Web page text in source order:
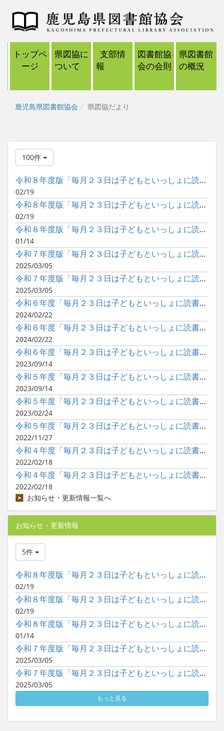
トップペ
ージ
県図協に
ついて
支部情
報
図書館協
会の会則
県図書館
の概況
鹿児島県図書館協会 県図協だより
100件
令和８年度版「毎月２３日は子どもといっしょに読書の日」ポスタ...
02/19
令和８年度版「毎月２３日は子どもといっしょに読書の日」ポスタ...
02/19
令和８年度版「毎月２３日は子どもといっしょに読書の日」ポスタ...
01/14
令和７年度版「毎月２３日は子どもといっしょに読書の日」ポスタ...
2025/03/05
令和７年度版「毎月２３日は子どもといっしょに読書の日」ポスタ...
2025/03/05
令和６年度「毎月２３日は子どもといっしょに読書の日」の巡回展...
2024/02/22
令和６年度「毎月２３日は子どもといっしょに読書の日」のポスタ...
2024/02/22
令和６年度「毎月２３日は子どもといっしょに読書の日」のポスタ...
2023/09/14
令和５年度「毎月２３日は子どもといっしょに読書の日」の巡回展...
2023/09/14
令和５年度「毎月２３日は子どもといっしょに読書の日」のポスタ...
2023/02/24
令和５年度「毎月２３日は子どもといっしょに読書の日」のポスタ...
2022/11/27
令和４年度「毎月２３日は子どもといっしょに読書の日」の巡回展...
2022/02/18
令和４年度「毎月２３日は子どもといっしょに読書の日」のポスタ...
2022/02/18
お知らせ・更新情報一覧へ
お知らせ・更新情報
5件
令和８年度版「毎月２３日は子どもといっしょに読書の日」ポスタ...
02/19
令和８年度版「毎月２３日は子どもといっしょに読書の日」ポスタ...
02/19
令和８年度版「毎月２３日は子どもといっしょに読書の日」ポスタ...
01/14
令和７年度版「毎月２３日は子どもといっしょに読書の日」ポスタ...
2025/03/05
令和７年度版「毎月２３日は子どもといっしょに読書の日」ポスタ...
2025/03/05
もっと見る